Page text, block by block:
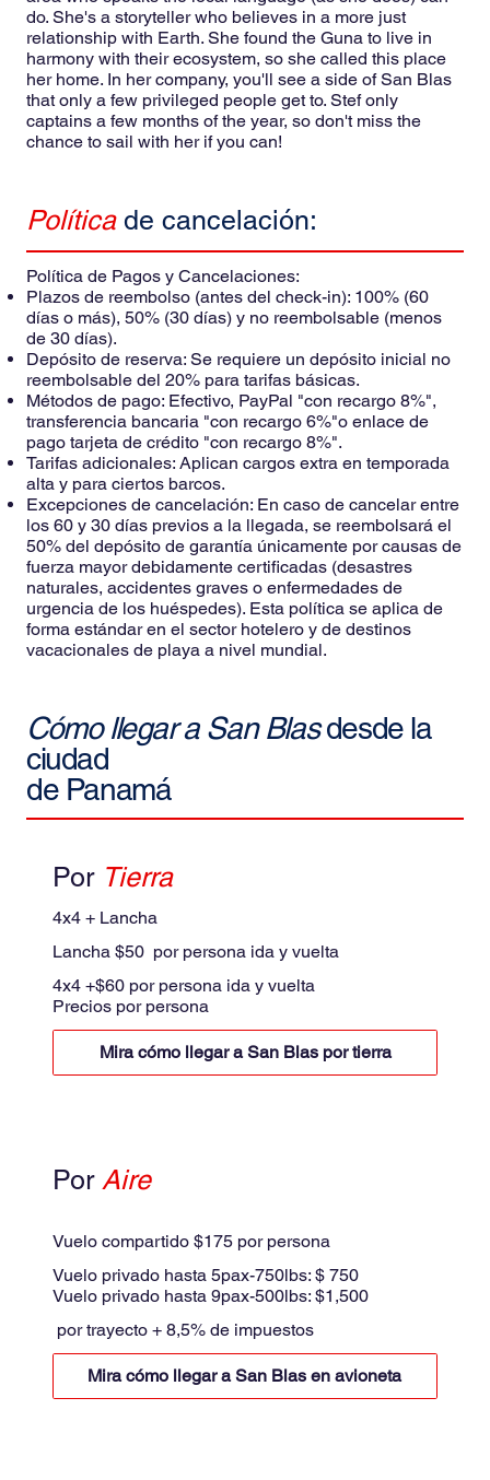
do. She's a storyteller who believes in a more just
relationship with Earth. She found the Guna to live in
harmony with their ecosystem, so she called this place
her home. In her company, you'll see a side of San Blas
that only a few privileged people get to. Stef only
captains a few months of the year, so don't miss the
chance to sail with her if you can!
Política de cancelación:
Política de Pagos y Cancelaciones:
Plazos de reembolso (antes del check-in): 100% (60
días o más), 50% (30 días) y no reembolsable (menos
de 30 días).
Depósito de reserva: Se requiere un depósito inicial no
reembolsable del 20% para tarifas básicas.
Métodos de pago: Efectivo, PayPal "con recargo 8%",
transferencia bancaria "con recargo 6%"o enlace de
pago tarjeta de crédito "con recargo 8%".
Tarifas adicionales: Aplican cargos extra en temporada
alta y para ciertos barcos.
Excepciones de cancelación: En caso de cancelar entre
los 60 y 30 días previos a la llegada, se reembolsará el
50% del depósito de garantía únicamente por causas de
fuerza mayor debidamente certificadas (desastres
naturales, accidentes graves o enfermedades de
urgencia de los huéspedes). Esta política se aplica de
forma estándar en el sector hotelero y de destinos
vacacionales de playa a nivel mundial.
Cómo llegar a San Blas desde la
ciudad
de Panamá
Por Tierra
4x4 + Lancha
Lancha $50 por persona ida y vuelta
4x4 +$60 por persona ida y vuelta
Precios por persona
Mira cómo llegar a San Blas por tierra
Por Aire
Vuelo compartido $175 por persona
Vuelo privado hasta 5pax-750lbs: $ 750
Vuelo privado hasta 9pax-500lbs: $1,500
por trayecto + 8,5% de impuestos
Mira cómo llegar a San Blas en avioneta